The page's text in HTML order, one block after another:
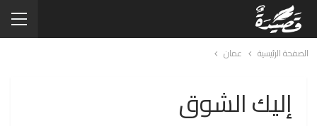
الصفحة الرئيسية عمان
إليك الشوق